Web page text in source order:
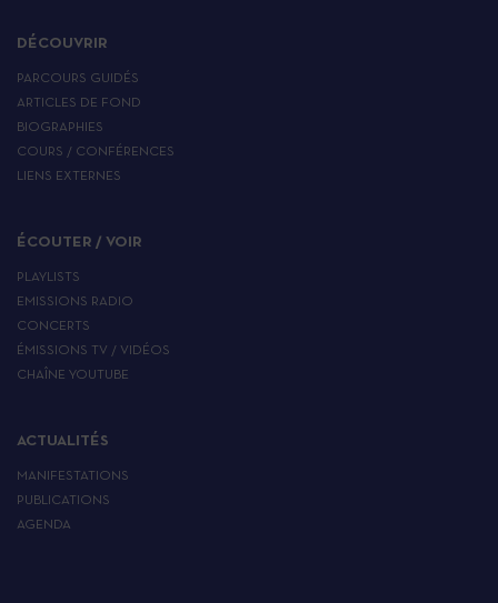
DÉCOUVRIR
PARCOURS GUIDÉS
ARTICLES DE FOND
BIOGRAPHIES
COURS / CONFÉRENCES
LIENS EXTERNES
ÉCOUTER / VOIR
PLAYLISTS
EMISSIONS RADIO
CONCERTS
ÉMISSIONS TV / VIDÉOS
CHAÎNE YOUTUBE
ACTUALITÉS
MANIFESTATIONS
PUBLICATIONS
AGENDA